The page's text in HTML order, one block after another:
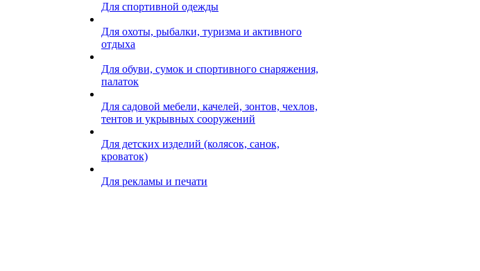
Для спортивной одежды
Для охоты, рыбалки, туризма и активного
отдыха
Для обуви, сумок и спортивного снаряжения,
палаток
Для садовой мебели, качелей, зонтов, чехлов,
тентов и укрывных сооружений
Для детских изделий (колясок, санок,
кроваток)
Для рекламы и печати